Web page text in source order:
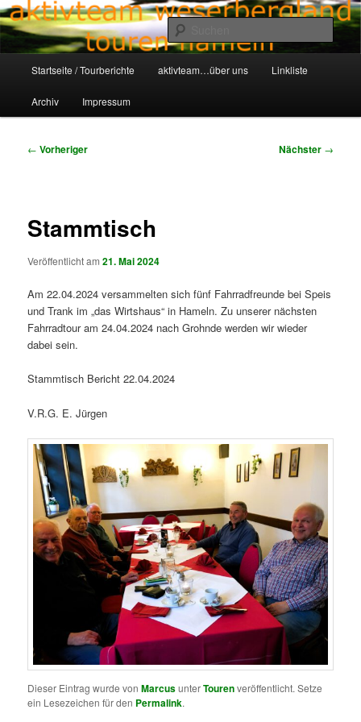
Zum
primären
Inhalt
springenawt-hameln.de
Aktivteam-Weserbergland-Touren-Hameln
Startseite / Tourberichte aktivteam…über uns Linkliste
Archiv Impressum
Beitragsnavigation
← Vorheriger Nächster →
Stammtisch
Veröffentlicht am21. Mai 2024
Am 22.04.2024 versammelten sich fünf Fahrradfreunde bei Speis
und Trank im „das Wirtshaus“ in Hameln. Zu unserer nächsten
Fahrradtour am 24.04.2024 nach Grohnde werden wir wieder
dabei sein.
Stammtisch Bericht 22.04.2024
V.R.G. E. Jürgen
Dieser Eintrag wurde vonMarcusunterTourenveröffentlicht. Setze
ein Lesezeichen für den Permalink.